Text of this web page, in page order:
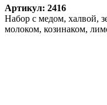
Артикул: 2416
Набор с медом, халвой,
молоком, козинаком,